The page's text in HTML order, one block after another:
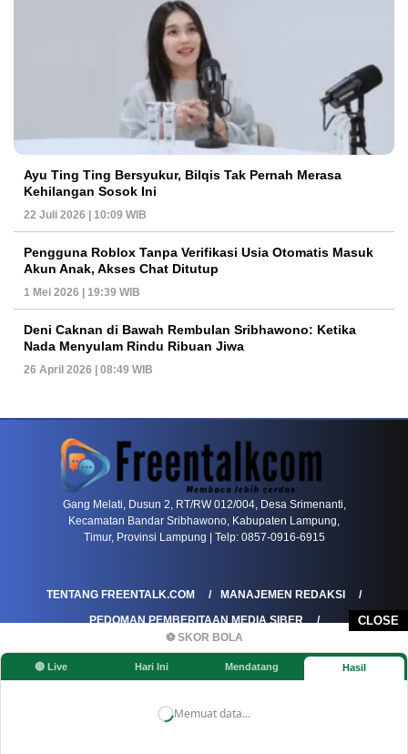
CLOSE
⚽ SKOR BOLA
🔴 Live Hari Ini Mendatang Hasil
Memuat data...
Ayu Ting Ting Bersyukur, Bilqis Tak Pernah Merasa
Kehilangan Sosok Ini
22 Juli 2026 | 10:09 WIB
Pengguna Roblox Tanpa Verifikasi Usia Otomatis Masuk
Akun Anak, Akses Chat Ditutup
1 Mei 2026 | 19:39 WIB
Deni Caknan di Bawah Rembulan Sribhawono: Ketika
Nada Menyulam Rindu Ribuan Jiwa
26 April 2026 | 08:49 WIB
Gang Melati, Dusun 2, RT/RW 012/004, Desa Srimenanti,
Kecamatan Bandar Sribhawono, Kabupaten Lampung,
Timur, Provinsi Lampung | Telp: 0857-0916-6915
TENTANG FREENTALK.COM
MANAJEMEN REDAKSI
PEDOMAN PEMBERITAAN MEDIA SIBER
PEDOMAN PEMBERITAAN RAMAH ANAK
KOREKSI & KLARIFIKASI
KEBIJAKAN IKLAN / ADVERTORIAL